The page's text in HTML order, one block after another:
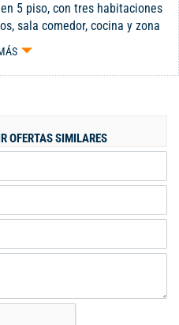
5 piso, con tres habitaciones
sala comedor, cocina y zona
doble ventana, super
y a tan solo 20 minutos
OFERTAS SIMILARES